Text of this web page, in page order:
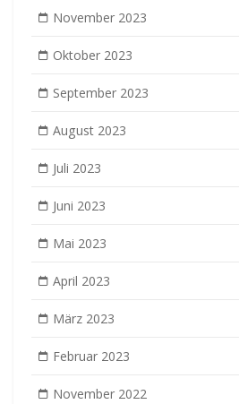
November 2023
Oktober 2023
September 2023
August 2023
Juli 2023
Juni 2023
Mai 2023
April 2023
März 2023
Februar 2023
November 2022